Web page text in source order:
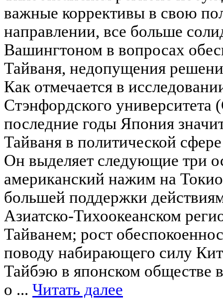
важные коррективы в свою
направлении, все больше
Вашингтоном в вопросах
Тайваня, недопущения
Как отмечается в
Стэнфордского
последние годы Япония
Тайваня в политической
Он выделяет следующие три
американский нажим на
большей поддержки
Азиатско-Тихоокеанском
Тайванем; рост
поводу набирающего силу
Тайбэю в японском обществе
о ... Читать далее